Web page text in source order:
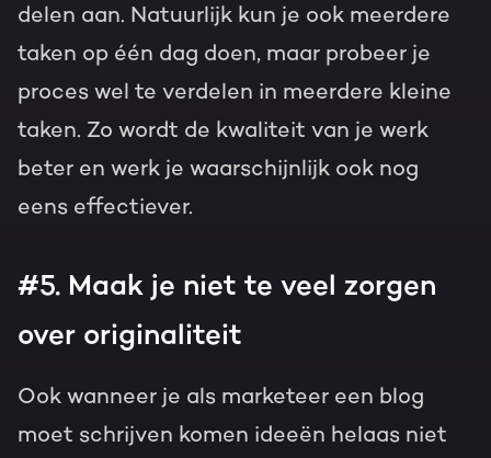
delen aan. Natuurlijk kun je ook meerdere
taken op één dag doen, maar probeer je
proces wel te verdelen in meerdere kleine
taken. Zo wordt de kwaliteit van je werk
beter en werk je waarschijnlijk ook nog
eens effectiever.
#5. Maak je niet te veel zorgen
over originaliteit
Ook wanneer je als marketeer een blog
moet schrijven komen ideeën helaas niet